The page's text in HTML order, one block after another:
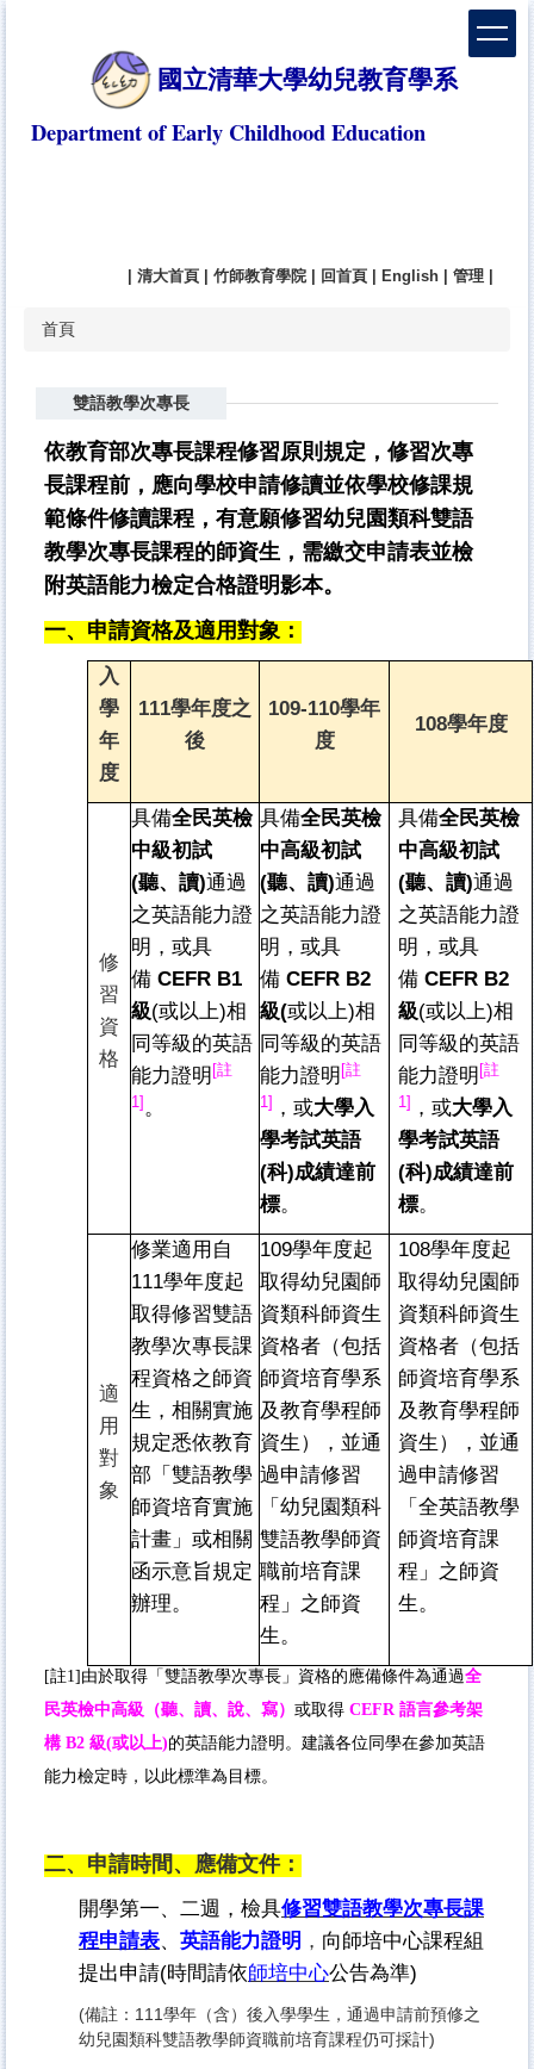
國立清華大學幼兒教育學系
Department of Early Childhood Education
清大首頁| 竹師教育學院| 回首頁| English| 管理|
首頁
雙語教學次專長
依教育部次專長課程修習原則規定，修習次專
長課程前，應向學校申請修讀並依學校修課規
範條件修讀課程，有意願修習幼兒園類科雙語
教學次專長課程的師資生，需繳交申請表並檢
附英語能力檢定合格證明影本。
一、申請資格及適用對象：
入
學
年
度
111學年度之
後
109-110學年
度
108學年度
修
習
資
格
具備全民英檢
中級初試
(聽、讀)通過
之英語能力證
明，或具
備CEFR B1
級(或以上)相
同等級的英語
能力證明 [註
1] 。
具備全民英檢
中高級初試
(聽、讀)通過
之英語能力證
明，或具
備 CEFR B2
級(或以上)相
同等級的英語
能力證明 [註
1]
，或大學入
學考試英語
(科)成績達前
標。
具備全民英檢
中高級初試
(聽、讀)通過
之英語能力證
明，或具
備 CEFR B2
級(或以上)相
同等級的英語
能力證明 [註
1]
，或大學入
學考試英語
(科)成績達前
標。
適
用
對
象
修業適用自
111學年度起
取得修習雙語
教學次專長課
程資格之師資
生，相關實施
規定悉依教育
部「雙語教學
師資培育實施
計畫」或相關
函示意旨規定
辦理。
109學年度起
取得幼兒園師
資類科師資生
資格者（包括
師資培育學系
及教育學程師
資生），並通
過申請修習
「幼兒園類科
雙語教學師資
職前培育課
程」之師資
生。
108學年度起
取得幼兒園師
資類科師資生
資格者（包括
師資培育學系
及教育學程師
資生），並通
過申請修習
「全英語教學
師資培育課
程」之師資
生。
[註1]由於取得「雙語教學次專長」資格的應備條件為通過全
民英檢中高級（聽、讀、說、寫） 或取得 CEFR 語言參考架
構 B2 級(或以上)的英語能力證明。建議各位同學在參加英語
能力檢定時，以此標準為目標。
二、 申請時間、應備文件：
開學第一、二週，檢具修習雙語教學次專長課
程申請表、 英語能力證明 ， 向師培中心課程組
提出申請(時間請依師培中心公告為準)
(備註：111學年（含）後入學學生，通過申請前預修之
幼兒園類科雙語教學師資職前培育課程仍可採計)